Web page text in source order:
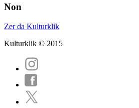
Non
Zer da Kulturklik
Kulturklik © 2015